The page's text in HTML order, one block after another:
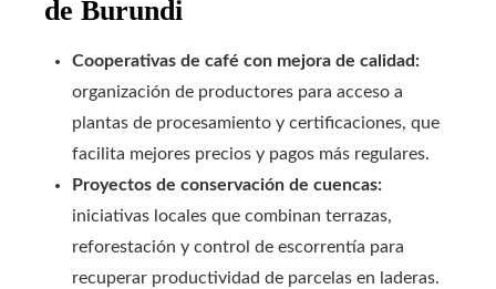
de Burundi
Cooperativas de café con mejora de calidad:
organización de productores para acceso a
plantas de procesamiento y certificaciones, que
facilita mejores precios y pagos más regulares.
Proyectos de conservación de cuencas:
iniciativas locales que combinan terrazas,
reforestación y control de escorrentía para
recuperar productividad de parcelas en laderas.